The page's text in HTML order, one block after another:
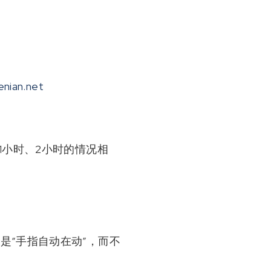
时、2小时的情况相
“手指自动在动”，而不